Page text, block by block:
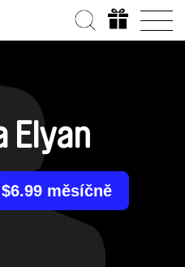
Elyan
měsíčně